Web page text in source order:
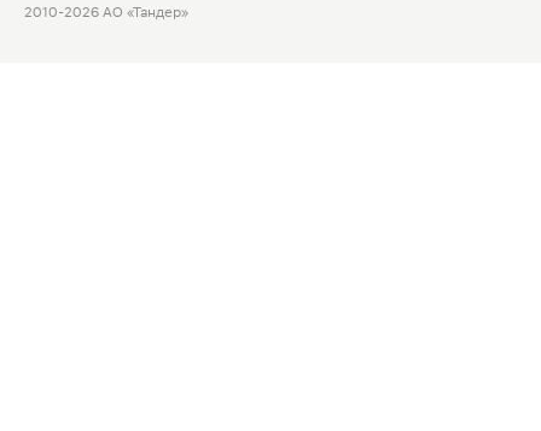
2010-2026 АО «Тандер»